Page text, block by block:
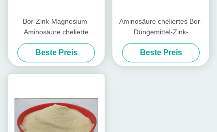
Bor-Zink-Magnesium-
Aminosäure chelierte
Mikronährstoff-hellgelbe
Pulver-Form
Beste Preis
Aminosäure cheliertes Bor-
Düngemittel-Zink-
Magnesium-wasserlösliches
Düngemittel
Beste Preis